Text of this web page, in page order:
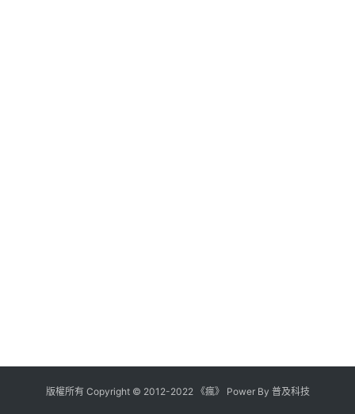
版權所有 Copyright © 2012-2022《瘋》 Power By 普及科技